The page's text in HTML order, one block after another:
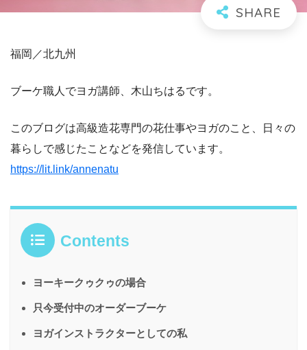
福岡／北九州
ブーケ職人でヨガ講師、木山ちはるです。
このブログは高級造花専門の花仕事やヨガのこと、日々の
暮らしで感じたことなどを発信しています。
https://lit.link/annenatu
Contents
ヨーキークゥクゥの場合
只今受付中のオーダーブーケ
ヨガインストラクターとしての私